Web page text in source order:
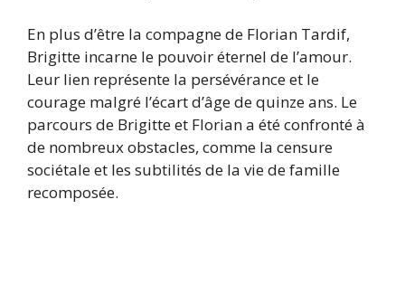
En plus d’être la compagne de Florian Tardif,
Brigitte incarne le pouvoir éternel de l’amour.
Leur lien représente la persévérance et le
courage malgré l’écart d’âge de quinze ans. Le
parcours de Brigitte et Florian a été confronté à
de nombreux obstacles, comme la censure
sociétale et les subtilités de la vie de famille
recomposée.